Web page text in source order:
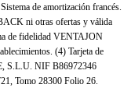
de amortización francés.
ni otras ofertas y válida
de fidelidad VENTAJON
(4) Tarjeta de
S.L.U. NIF B86972346
Tomo 28300 Folio 26.